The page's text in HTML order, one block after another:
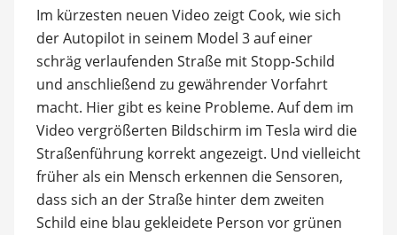
Im kürzesten neuen Video zeigt Cook, wie sich
der Autopilot in seinem Model 3 auf einer
schräg verlaufenden Straße mit Stopp-Schild
und anschließend zu gewährender Vorfahrt
macht. Hier gibt es keine Probleme. Auf dem im
Video vergrößerten Bildschirm im Tesla wird die
Straßenführung korrekt angezeigt. Und vielleicht
früher als ein Mensch erkennen die Sensoren,
dass sich an der Straße hinter dem zweiten
Schild eine blau gekleidete Person vor grünen